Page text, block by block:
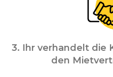
3. Ihr verhandelt die
den